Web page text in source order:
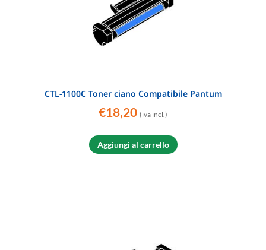
CTL-1100C Toner ciano Compatibile Pantum
€18,20 (iva incl.)
Aggiungi al carrello